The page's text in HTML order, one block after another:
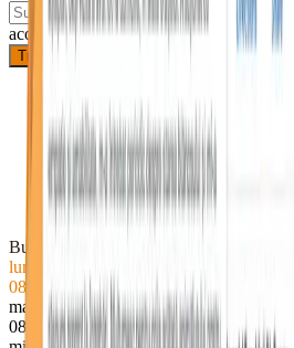
acord cu prelucrarea datelor
Trimite solicitarea
Bulevardul Republicii 74, Roman 617246
luni
08–18
marți
08–18